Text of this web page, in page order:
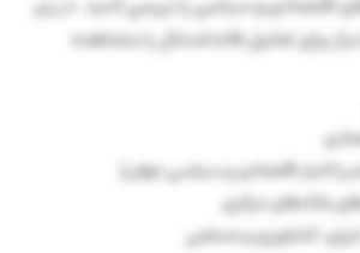
برای تحلیل فاندامنتال را مشاهده
(اخبار اقتصادی و سیاسی جهان)
بانک‌های مرکزی
کشاورزی و صنعتی